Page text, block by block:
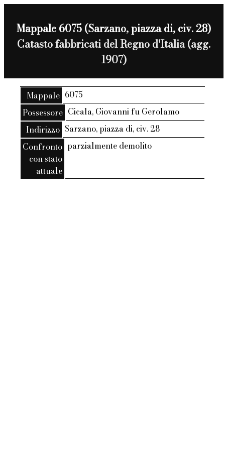
Mappale 6075 (Sarzano, piazza di, civ. 28)
Catasto fabbricati del Regno d'Italia (agg.
1907)
Mappale 6075
Possessore Cicala, Giovanni fu Gerolamo
Indirizzo Sarzano, piazza di, civ. 28
Confronto
con stato
attuale
parzialmente demolito